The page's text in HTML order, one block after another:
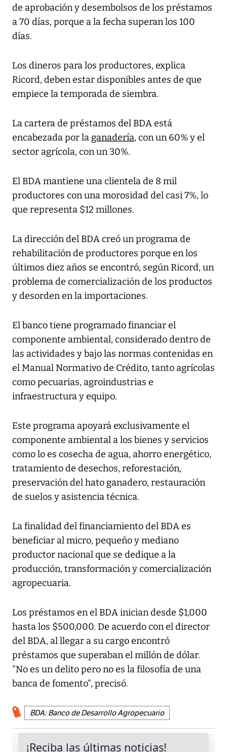
de aprobación y desembolsos de los préstamos
a 70 días, porque a la fecha superan los 100
días.
Los dineros para los productores, explica
Ricord, deben estar disponibles antes de que
empiece la temporada de siembra.
La cartera de préstamos del BDA está
encabezada por la ganadería, con un 60% y el
sector agrícola, con un 30%.
El BDA mantiene una clientela de 8 mil
productores con una morosidad del casi 7%, lo
que representa $12 millones.
La dirección del BDA creó un programa de
rehabilitación de productores porque en los
últimos diez años se encontró, según Ricord, un
problema de comercialización de los productos
y desorden en la importaciones.
El banco tiene programado financiar el
componente ambiental, considerado dentro de
las actividades y bajo las normas contenidas en
el Manual Normativo de Crédito, tanto agrícolas
como pecuarias, agroindustrias e
infraestructura y equipo.
Este programa apoyará exclusivamente el
componente ambiental a los bienes y servicios
como lo es cosecha de agua, ahorro energético,
tratamiento de desechos, reforestación,
preservación del hato ganadero, restauración
de suelos y asistencia técnica.
La finalidad del financiamiento del BDA es
beneficiar al micro, pequeño y mediano
productor nacional que se dedique a la
producción, transformación y comercialización
agropecuaria.
Los préstamos en el BDA inician desde $1,000
hasta los $500,000. De acuerdo con el director
del BDA, al llegar a su cargo encontró
préstamos que superaban el millón de dólar.
"No es un delito pero no es la filosofía de una
banca de fomento", precisó.
BDA: Banco de Desarrollo Agropecuario